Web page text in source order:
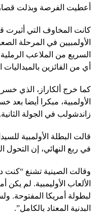
أعطيت الفرصة وبذلت
كانت المخاوف التي أثيرت
الأولمبيين في المرحلة
السريع من الملاعب
أي من الفائزين
كما خرج ألكاراز، الذي
الأولمبية، مبكرا أيضا بعد
زاندشولب في الجولة الثانية.
قالت البطلة الأولمبية
في ربع النهائي، إن
وقالت الصينية تشنغ “كنت
الألعاب الأوليمبية. لم يكن
لبطولة أمريكا المفتوحة.
البدنية المعتاد بالكامل”.